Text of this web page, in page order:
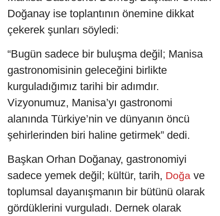
Doğanay ise toplantının önemine dikkat
çekerek şunları söyledi:
“Bugün sadece bir buluşma değil; Manisa
gastronomisinin geleceğini birlikte
kurguladığımız tarihi bir adımdır.
Vizyonumuz, Manisa’yı gastronomi
alanında Türkiye’nin ve dünyanın öncü
şehirlerinden biri haline getirmek” dedi.
Başkan Orhan Doğanay, gastronomiyi
sadece yemek değil; kültür, tarih, Doğa ve
toplumsal dayanışmanın bir bütünü olarak
gördüklerini vurguladı. Dernek olarak